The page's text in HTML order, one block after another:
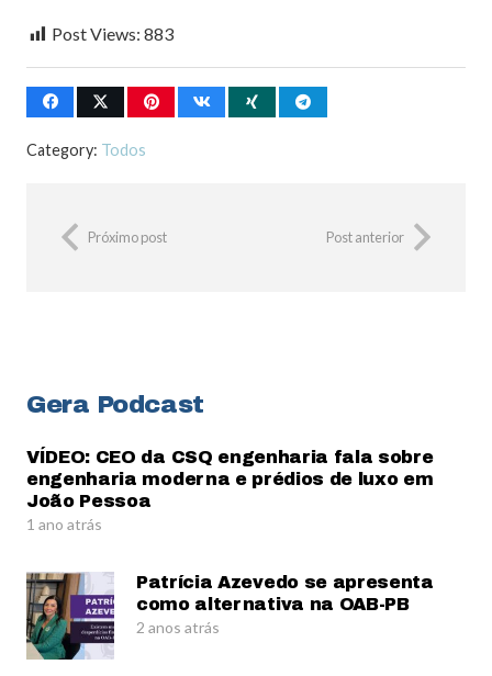
Post Views: 883
Category: Todos
Próximo post Post anterior
Gera Podcast
VÍDEO: CEO da CSQ engenharia fala sobre
engenharia moderna e prédios de luxo em
João Pessoa
1 ano atrás
Patrícia Azevedo se apresenta
como alternativa na OAB-PB
2 anos atrás